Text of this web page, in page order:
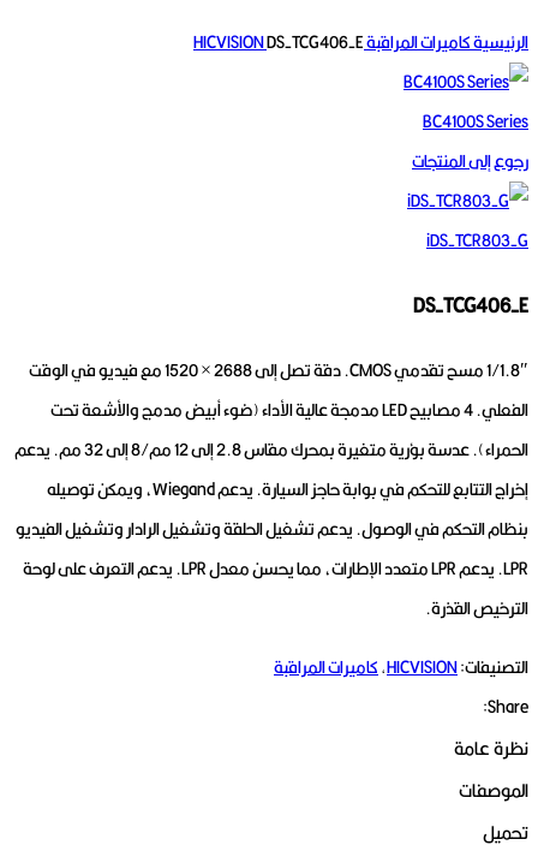
الرئيسيةكاميرات المراقبة HICVISIONDS-TCG406-E
BC4100S Series
رجوع إلى المنتجات
iDS-TCR803-G
DS-TCG406-E
1/1.8″ مسح تقدمي CMOS.
دقة تصل إلى 2688 × 1520 مع فيديو في الوقت
الفعلي.
4 مصابيح LED مدمجة عالية الأداء (ضوء أبيض مدمج والأشعة تحت
الحمراء).عدسة بؤرية متغيرة بمحرك مقاس 2.8 إلى 12 مم/8 إلى 32 مم.
يدعم
إخراج التتابع للتحكم في بوابة حاجز السيارة.
يدعم Wiegand، ويمكن توصيله
بنظام التحكم في الوصول.يدعم تشغيل الحلقة وتشغيل الرادار وتشغيل الفيديو
LPR. يدعم LPR متعدد الإطارات، مما يحسن معدل LPR.
يدعم التعرف على لوحة
الترخيص القذرة.
التصنيفات:HICVISION
,كاميرات المراقبة
Share:
نظرة عامة
الموصفات
تحميل